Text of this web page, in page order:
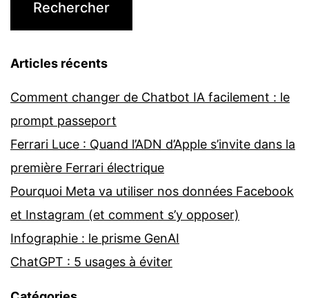
Articles récents
Comment changer de Chatbot IA facilement : le
prompt passeport
Ferrari Luce : Quand l’ADN d’Apple s’invite dans la
première Ferrari électrique
Pourquoi Meta va utiliser nos données Facebook
et Instagram (et comment s’y opposer)
Infographie : le prisme GenAI
ChatGPT : 5 usages à éviter